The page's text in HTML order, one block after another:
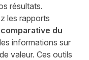
résultats.
les rapports
du
informations sur
valeur. Ces outils